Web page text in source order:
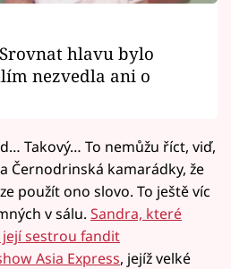
hlavu bylo
nezvedla ani o
Takový… To nemůžu říct, viď,
Černodrinská kamarádky, že
použít ono slovo. To ještě víc
v sálu. Sandra, které
sestrou fandit
Asia Express, jejíž velké